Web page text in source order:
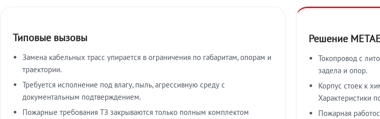
Типовые вызовы
Замена кабельных трасс упирается в ограничения по габаритам, опорам и
траектории.
Требуется исполнение под влагу, пыль, агрессивную среду с
документальным подтверждением.
Пожарные требования ТЗ закрываются только полным комплектом
Решение
Токопровод с
задела и опор.
Корпус стоек к
Характеристики
Пожарная